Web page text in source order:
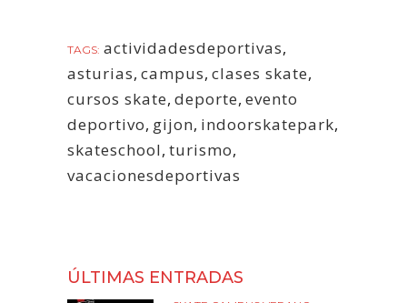
TAGS: actividadesdeportivas,
asturias, campus, clases skate,
cursos skate, deporte, evento
deportivo, gijon, indoorskatepark,
skateschool, turismo,
vacacionesdeportivas
ÚLTIMAS ENTRADAS